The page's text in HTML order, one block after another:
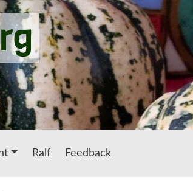
Ralf Feedback